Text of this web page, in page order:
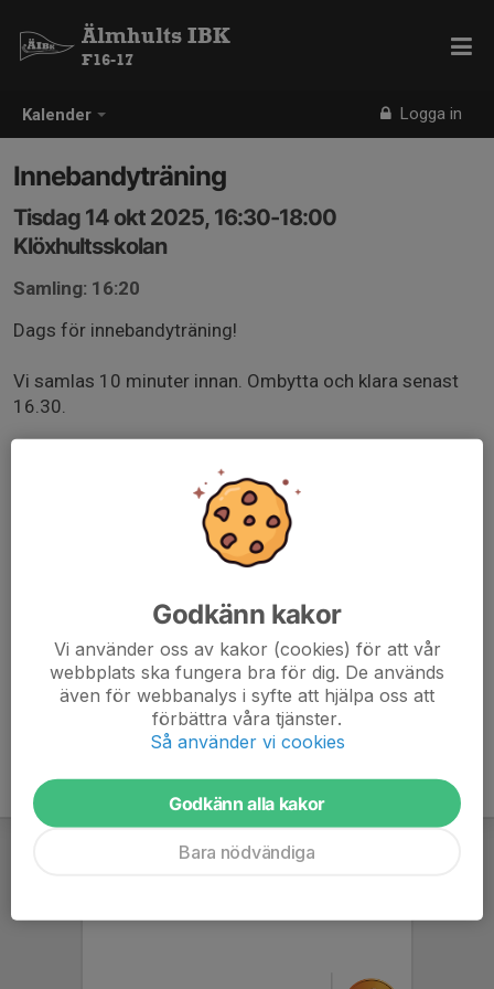
Kalender Logga in
Älmhults IBK
F16-17
Innebandyträning
Tisdag 14 okt 2025, 16:30-18:00
Klöxhultsskolan
Samling: 16:20
Dags för innebandyträning!
Vi samlas 10 minuter innan. Ombytta och klara senast
16.30.
Glöm inte klubba, inneskor, glasögon & vattenflaska.
Godkänn kakor
Vi använder oss av kakor (cookies) för att vår
webbplats ska fungera bra för dig. De används
även för webbanalys i syfte att hjälpa oss att
förbättra våra tjänster.
Så använder vi cookies
Godkänn alla kakor
Bara nödvändiga